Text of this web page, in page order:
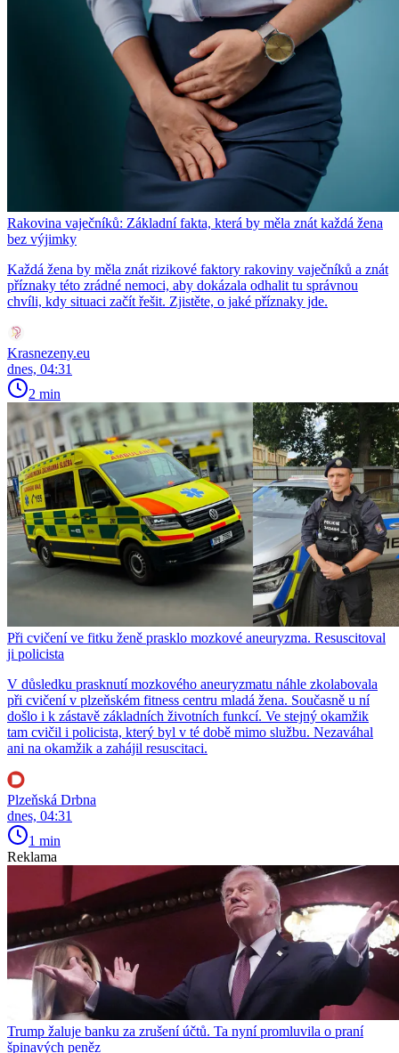
Rakovina vaječníků: Základní fakta, která by měla znát každá žena
bez výjimky
Každá žena by měla znát rizikové faktory rakoviny vaječníků a znát
příznaky této zrádné nemoci, aby dokázala odhalit tu správnou
chvíli, kdy situaci začít řešit. Zjistěte, o jaké příznaky jde.
Krasnezeny.eu
dnes, 04:31
2 min
Při cvičení ve fitku ženě prasklo mozkové aneuryzma. Resuscitoval
ji policista
V důsledku prasknutí mozkového aneuryzmatu náhle zkolabovala
při cvičení v plzeňském fitness centru mladá žena. Současně u ní
došlo i k zástavě základních životních funkcí. Ve stejný okamžik
tam cvičil i policista, který byl v té době mimo službu. Nezaváhal
ani na okamžik a zahájil resuscitaci.
Plzeňská Drbna
dnes, 04:31
1 min
Reklama
Trump žaluje banku za zrušení účtů. Ta nyní promluvila o praní
špinavých peněz